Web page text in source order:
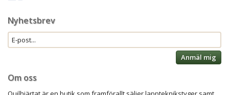
Nyhetsbrev
Anmäl mig
Om oss